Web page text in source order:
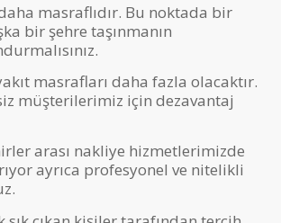
masraflıdır. Bu noktada bir
bir şehre taşınmanın
masrafları daha fazla olacaktır.
müşterilerimiz için dezavantaj
arası nakliye hizmetlerimizde
ayrıca profesyonel ve nitelikli